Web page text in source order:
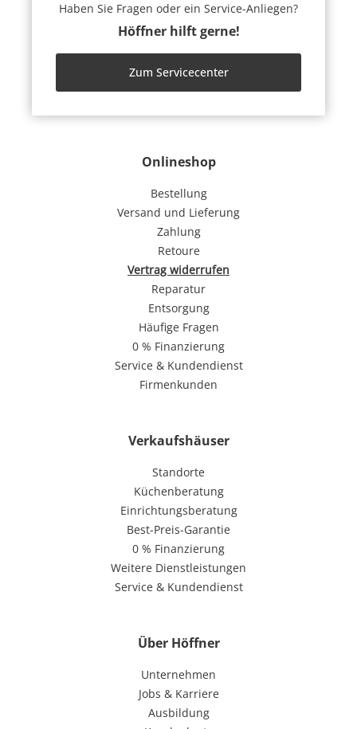
Onlineshop
Bestellung
Versand und Lieferung
Zahlung
Retoure
Vertrag widerrufen
Reparatur
Entsorgung
Häufige Fragen
0 % Finanzierung
Service & Kundendienst
Firmenkunden
Verkaufshäuser
Standorte
Küchenberatung
Einrichtungsberatung
Best-Preis-Garantie
0 % Finanzierung
Weitere Dienstleistungen
Service & Kundendienst
Über Höffner
Unternehmen
Jobs & Karriere
Ausbildung
Haben Sie Fragen oder ein Service-Anliegen?
Höffner hilft gerne!
Zum Servicecenter